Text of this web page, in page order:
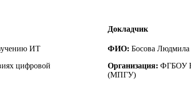
ИТ
цифровой
Докладчик
ФИО: Босова
Организация: ФГБОУ
(МПГУ)